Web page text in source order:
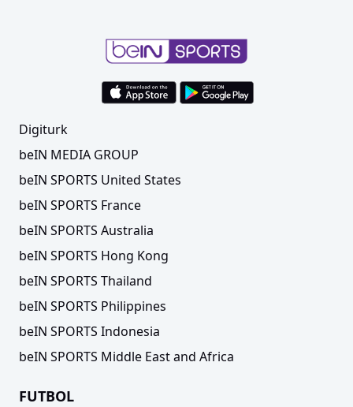
Digiturk
beIN MEDIA GROUP
beIN SPORTS United States
beIN SPORTS France
beIN SPORTS Australia
beIN SPORTS Hong Kong
beIN SPORTS Thailand
beIN SPORTS Philippines
beIN SPORTS Indonesia
beIN SPORTS Middle East and Africa
FUTBOL